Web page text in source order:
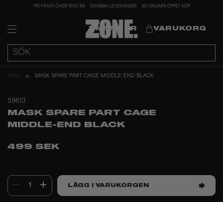
FRI FRAKT ÖVER 1000 KR SNABBA LEVERANSER 60 DAGARS ÖPPET KÖP
MEMBER VARUKORG
HEM MASK SPARE PART CAGE MIDDLE-END BLACK
59613
MASK SPARE PART CAGE
MIDDLE-END BLACK
499 SEK
1 LÄGG I VARUKORGEN